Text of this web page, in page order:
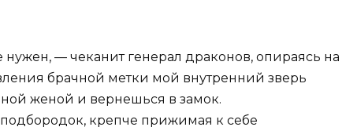
— чеканит генерал драконов, опираясь на
брачной метки мой внутренний зверь
женой и вернешься в замок.
крепче прижимая к себе